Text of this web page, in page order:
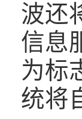
波还
信息
为标
统将